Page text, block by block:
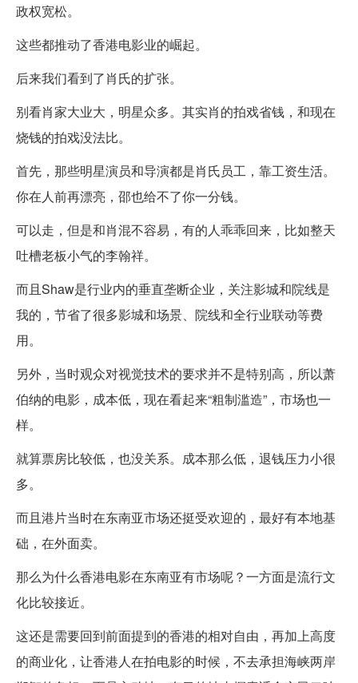
政权宽松。
这些都推动了香港电影业的崛起。
后来我们看到了肖氏的扩张。
别看肖家大业大，明星众多。其实肖的拍戏省钱，和现在
烧钱的拍戏没法比。
首先，那些明星演员和导演都是肖氏员工，靠工资生活。
你在人前再漂亮，邵也给不了你一分钱。
可以走，但是和肖混不容易，有的人乖乖回来，比如整天
吐槽老板小气的李翰祥。
而且Shaw是行业内的垂直垄断企业，关注影城和院线是
我的，节省了很多影城和场景、院线和全行业联动等费
用。
另外，当时观众对视觉技术的要求并不是特别高，所以萧
伯纳的电影，成本低，现在看起来“粗制滥造”，市场也一
样。
就算票房比较低，也没关系。成本那么低，退钱压力小很
多。
而且港片当时在东南亚市场还挺受欢迎的，最好有本地基
础，在外面卖。
那么为什么香港电影在东南亚有市场呢？一方面是流行文
化比较接近。
这还是需要回到前面提到的香港的相对自由，再加上高度
的商业化，让香港人在拍电影的时候，不去承担海峡两岸